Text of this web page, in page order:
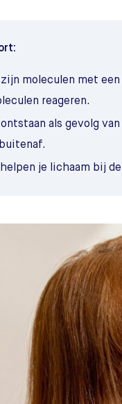
moleculen met
reageren.
als gevolg
je lichaam bij